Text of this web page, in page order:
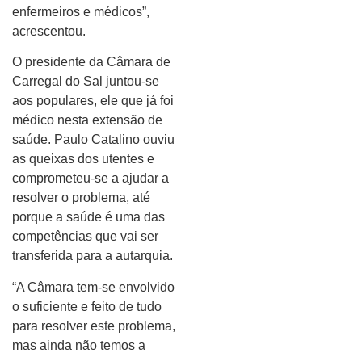
enfermeiros e médicos”,
acrescentou.
O presidente da Câmara de
Carregal do Sal juntou-se
aos populares, ele que já foi
médico nesta extensão de
saúde. Paulo Catalino ouviu
as queixas dos utentes e
comprometeu-se a ajudar a
resolver o problema, até
porque a saúde é uma das
competências que vai ser
transferida para a autarquia.
“A Câmara tem-se envolvido
o suficiente e feito de tudo
para resolver este problema,
mas ainda não temos a